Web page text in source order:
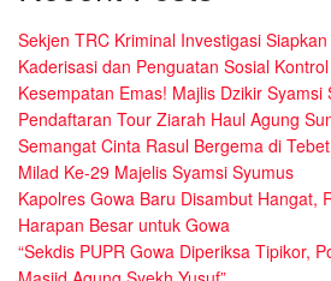
Sekjen TRC Kriminal Investigasi
Kaderisasi dan Penguatan Sosial
Kesempatan Emas! Majlis Dzikir Syamsi
Pendaftaran Tour Ziarah Haul Agung
Semangat Cinta Rasul Bergema di
Milad Ke-29 Majelis Syamsi Syumus
Kapolres Gowa Baru Disambut Hangat,
Harapan Besar untuk Gowa
“Sekdis PUPR Gowa Diperiksa Tipikor,